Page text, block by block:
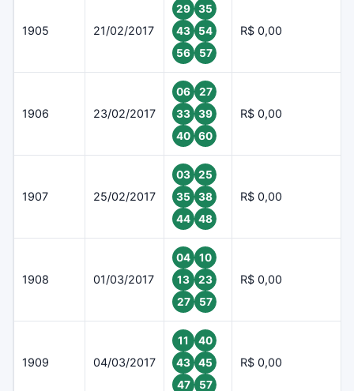
1905 21/02/2017
29
35
43
54
56
57
R$ 0,00
1906 23/02/2017
06
27
33
39
40
60
R$ 0,00
1907 25/02/2017
03
25
35
38
44
48
R$ 0,00
1908 01/03/2017
04
10
13
23
27
57
R$ 0,00
1909 04/03/2017
11
40
43
45
47
57
R$ 0,00